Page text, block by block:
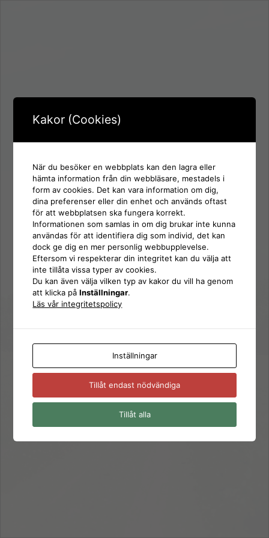
Logga
Inloggning för:
SD Härnösand
Användarnamn eller e-postadress
Lösenord
Glömt ditt lösenord?
← Gå till SD Härnösand
Kakor (Cookies)
När du besöker en webbplats kan den lagra eller
hämta information från din webbläsare, mestadels i
form av cookies. Det kan vara information om dig,
dina preferenser eller din enhet och används oftast
för att webbplatsen ska fungera korrekt.
Informationen som samlas in om dig brukar inte kunna
användas för att identifiera dig som individ, det kan
dock ge dig en mer personlig webbupplevelse.
Eftersom vi respekterar din integritet kan du välja att
inte tillåta vissa typer av cookies.
Du kan även välja vilken typ av kakor du vill ha genom
att klicka påInställningar.
Läs vår integritetspolicy
Inställningar
Tillåt endast nödvändiga
Tillåt alla